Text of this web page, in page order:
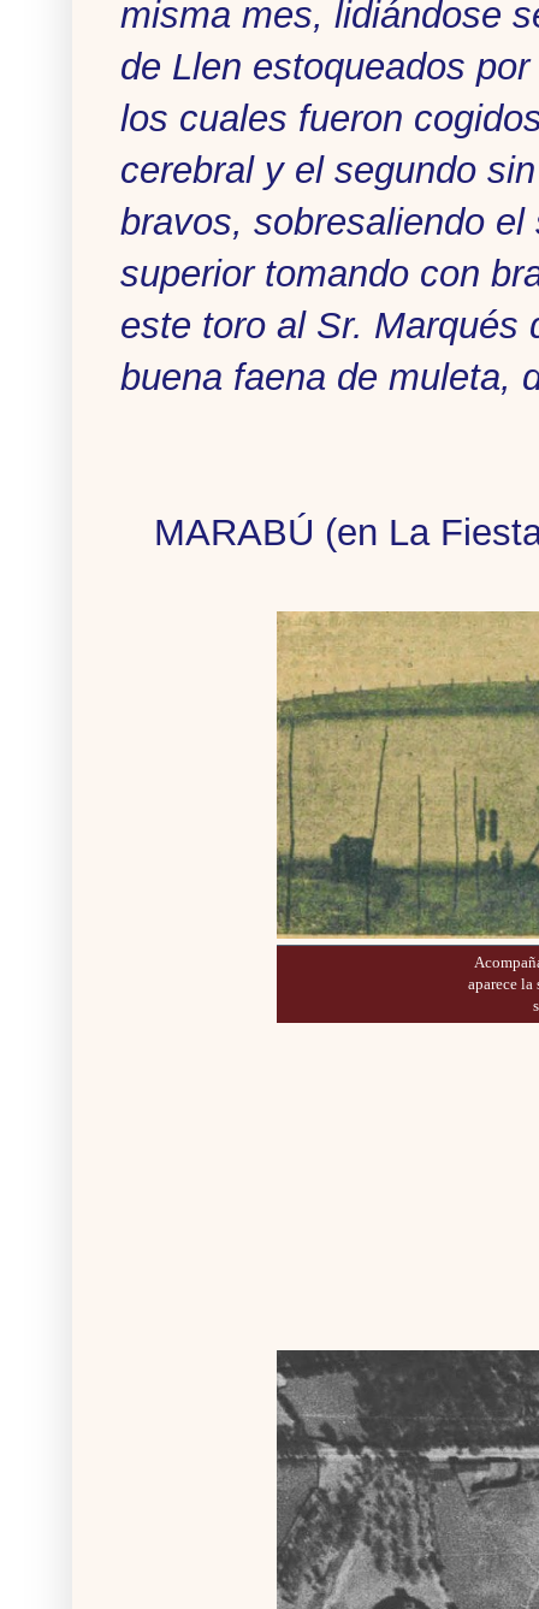
misma mes, lidiándose
de Llen estoqueados
los cuales fueron
cerebral y el segundo
bravos, sobresaliendo
superior tomando con
este toro al Sr. Marqués
buena faena de muleta,
MARABÚ (en La
aparece